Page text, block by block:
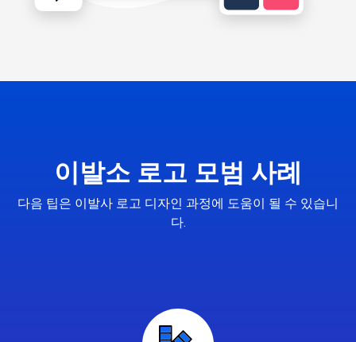
이발소 로고 모범 사례
다음 팁은 이발사 로고 디자인 과정에 도움이 될 수 있습니
다.